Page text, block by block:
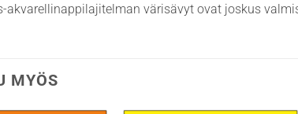
akvarellinappilajitelman värisävyt ovat joskus
MYÖS